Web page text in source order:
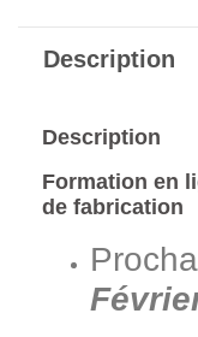
Description
Description
Formation en
de fabrication